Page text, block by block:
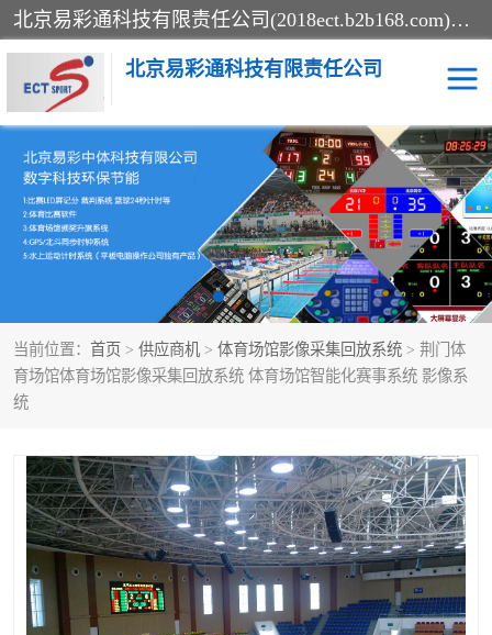
北京易彩通科技有限责任公司(2018ect.b2b168.com)主要提供陕西计时记分系统，全国统一热线：15611947915.北京易彩通科技有限责任公司有一支长期从事智能控制系统研发的高素质的队伍，具有嵌入式系统，视频系统、通信系统、网络系统，体育计时系统的知识和技能。强力打造体育比赛计时计分系统、智能升降旗系统、标准时钟系统、赛事编排及信息发布系统，为用户提供较新的，较廉价的，应用解决方案。
北京易彩通科技有限责任公司
当前位置： 首页 > 供应商机 > 体育场馆影像采集回放系统 > 荆门体
育场馆体育场馆影像采集回放系统 体育场馆智能化赛事系统 影像系
统
记分系统 游泳计时系统
智能颁奖旗系统 GPS同步时钟系统
计时计分及成绩处理系统 计时记分系统
体育场馆影像采集回放系 游泳馆水下摄影采集救生